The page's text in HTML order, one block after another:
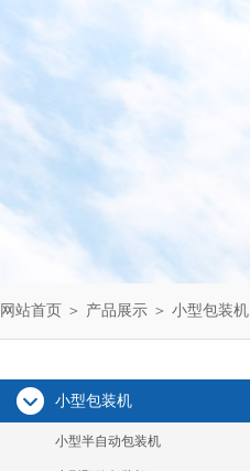
网站首页 ＞ 产品展示 ＞ 小型包装机
小型包装机
小型半自动包装机